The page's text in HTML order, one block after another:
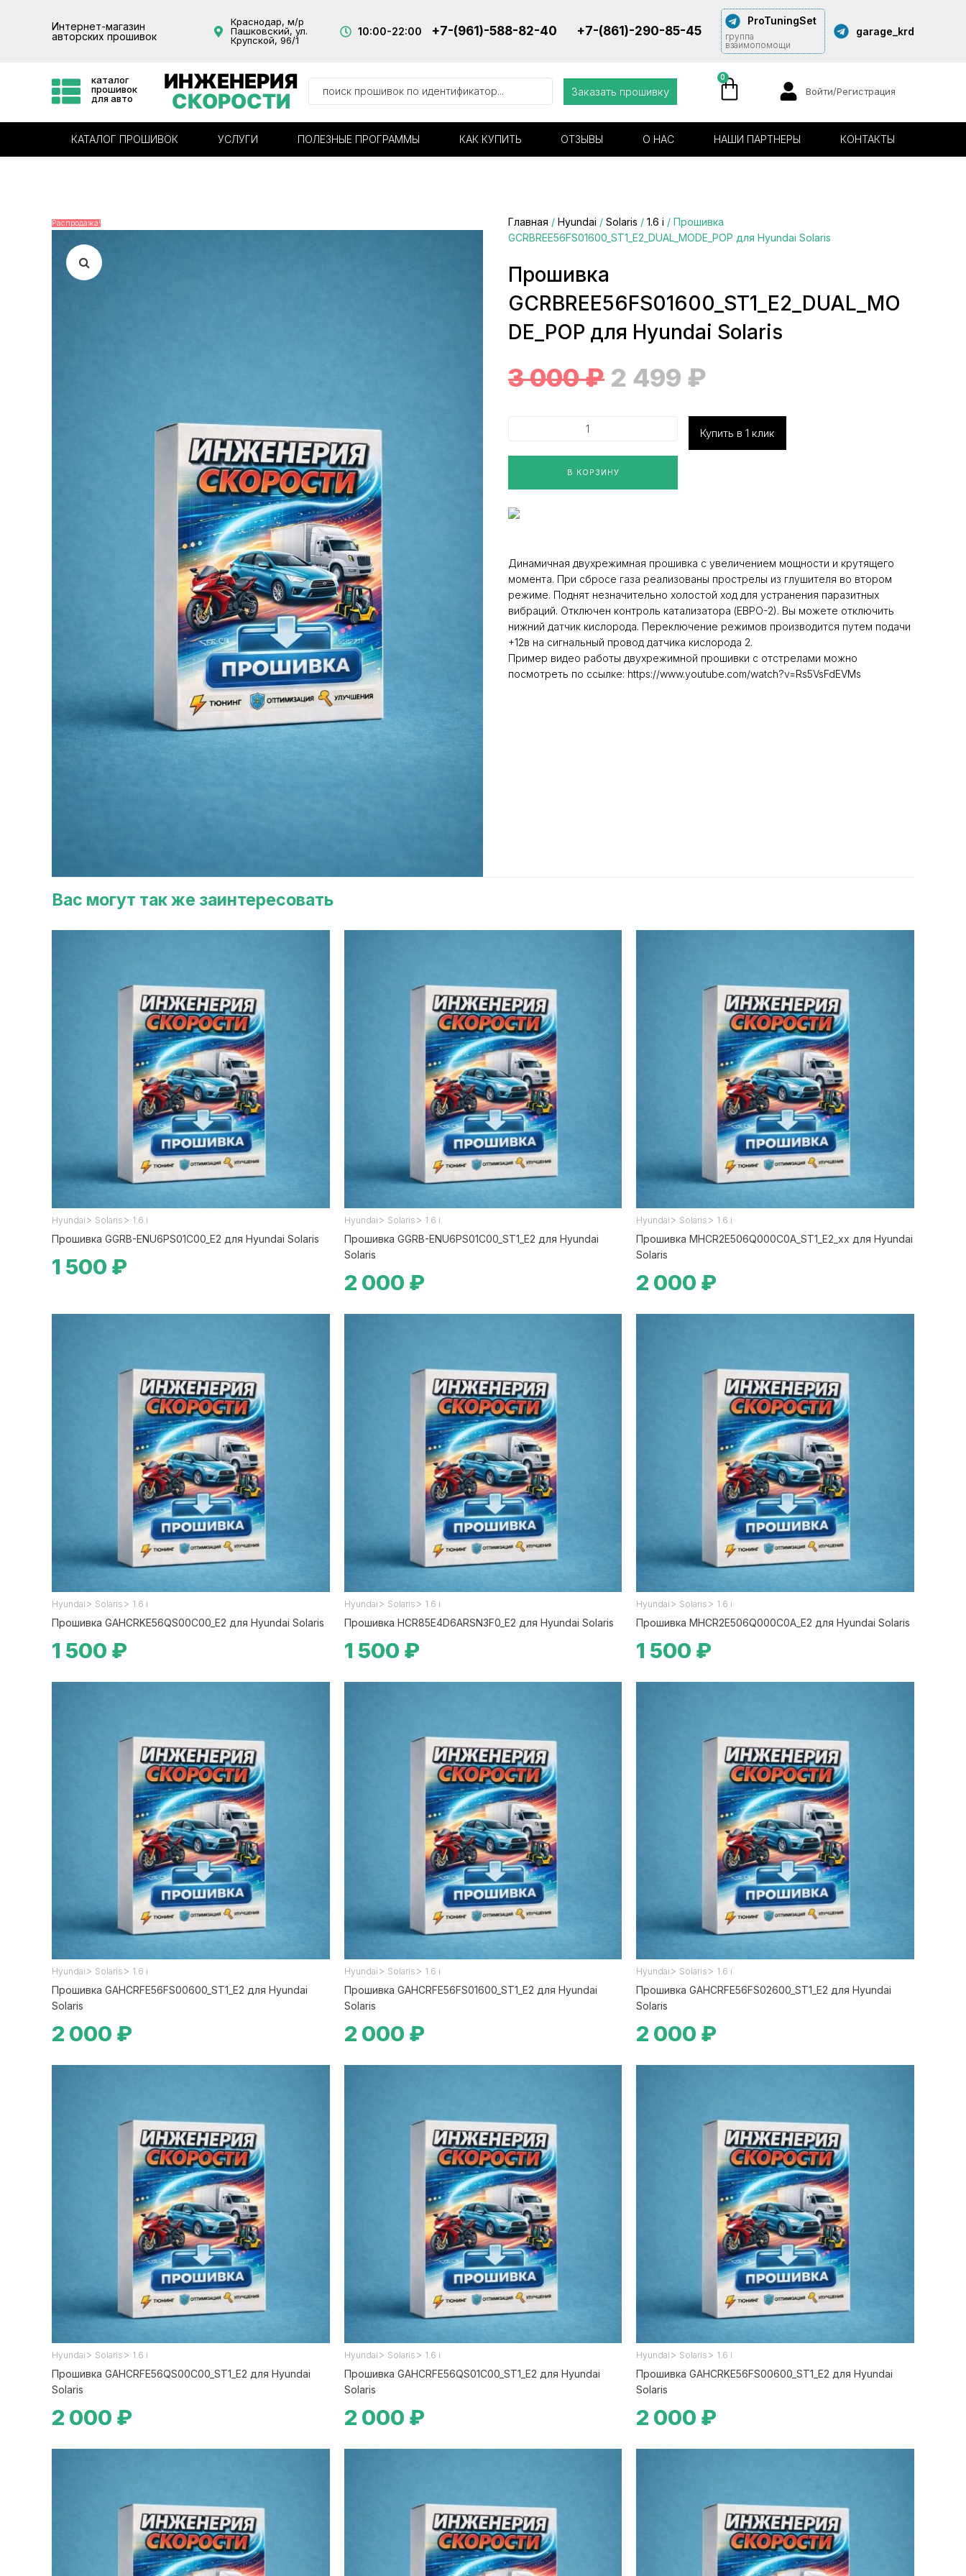
Интернет-магазин
авторских прошивок
Краснодар, м/р
Пашковский, ул.
Крупской, 96/1
10:00-22:00 +7-(961)-588-82-40 +7-(861)-290-85-45
ProTuningSet
группа
взаимопомощи
garage_krd
каталог
прошивок
для авто
ИНЖЕНЕРИЯ
СКОРОСТИ
Заказать прошивку
0
Войти/Регистрация
КАТАЛОГ ПРОШИВОК УСЛУГИ ПОЛЕЗНЫЕ ПРОГРАММЫ КАК КУПИТЬ ОТЗЫВЫ О НАС НАШИ ПАРТНЕРЫ КОНТАКТЫ
Распродажа! Главная / Hyundai / Solaris / 1.6 i / Прошивка
GCRBREE56FS01600_ST1_E2_DUAL_MODE_POP для Hyundai Solaris
Прошивка
GCRBREE56FS01600_ST1_E2_DUAL_MO
DE_POP для Hyundai Solaris
3 000₽ 2 499 ₽
В КОРЗИНУ
Купить в 1 клик
Динамичная двухрежимная прошивка с увеличением мощности и крутящего
момента. При сбросе газа реализованы прострелы из глушителя во втором
режиме. Поднят незначительно холостой ход для устранения паразитных
вибраций. Отключен контроль катализатора (ЕВРО-2). Вы можете отключить
нижний датчик кислорода. Переключение режимов производится путем подачи
+12в на сигнальный провод датчика кислорода 2.
Пример видео работы двухрежимной прошивки с отстрелами можно
посмотреть по ссылке: https://www.youtube.com/watch?v=Rs5VsFdEVMs
Вас могут так же заинтересовать
Hyundai > Solaris > 1.6 i
Прошивка GGRB-ENU6PS01C00_E2 для Hyundai Solaris
1 500 ₽
Hyundai > Solaris > 1.6 i
Прошивка GGRB-ENU6PS01C00_ST1_E2 для Hyundai
Solaris
2 000 ₽
Hyundai > Solaris > 1.6 i
Прошивка MHCR2E506Q000C0A_ST1_E2_xx для Hyundai
Solaris
2 000 ₽
Hyundai > Solaris > 1.6 i
Прошивка GAHCRKE56QS00C00_E2 для Hyundai Solaris
1 500 ₽
Hyundai > Solaris > 1.6 i
Прошивка HCR85E4D6ARSN3F0_E2 для Hyundai Solaris
1 500 ₽
Hyundai > Solaris > 1.6 i
Прошивка MHCR2E506Q000C0A_E2 для Hyundai Solaris
1 500 ₽
Hyundai > Solaris > 1.6 i
Прошивка GAHCRFE56FS00600_ST1_E2 для Hyundai
Solaris
2 000 ₽
Hyundai > Solaris > 1.6 i
Прошивка GAHCRFE56FS01600_ST1_E2 для Hyundai
Solaris
2 000 ₽
Hyundai > Solaris > 1.6 i
Прошивка GAHCRFE56FS02600_ST1_E2 для Hyundai
Solaris
2 000 ₽
Hyundai > Solaris > 1.6 i
Прошивка GAHCRFE56QS00C00_ST1_E2 для Hyundai
Solaris
2 000 ₽
Hyundai > Solaris > 1.6 i
Прошивка GAHCRFE56QS01C00_ST1_E2 для Hyundai
Solaris
2 000 ₽
Hyundai > Solaris > 1.6 i
Прошивка GAHCRKE56FS00600_ST1_E2 для Hyundai
Solaris
2 000 ₽